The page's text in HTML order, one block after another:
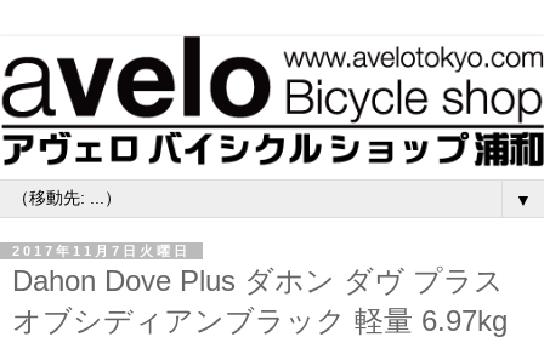
▼
2017年11月7日火曜日
Dahon Dove Plus ダホン ダヴ プラス
オブシディアンブラック 軽量 6.97kg